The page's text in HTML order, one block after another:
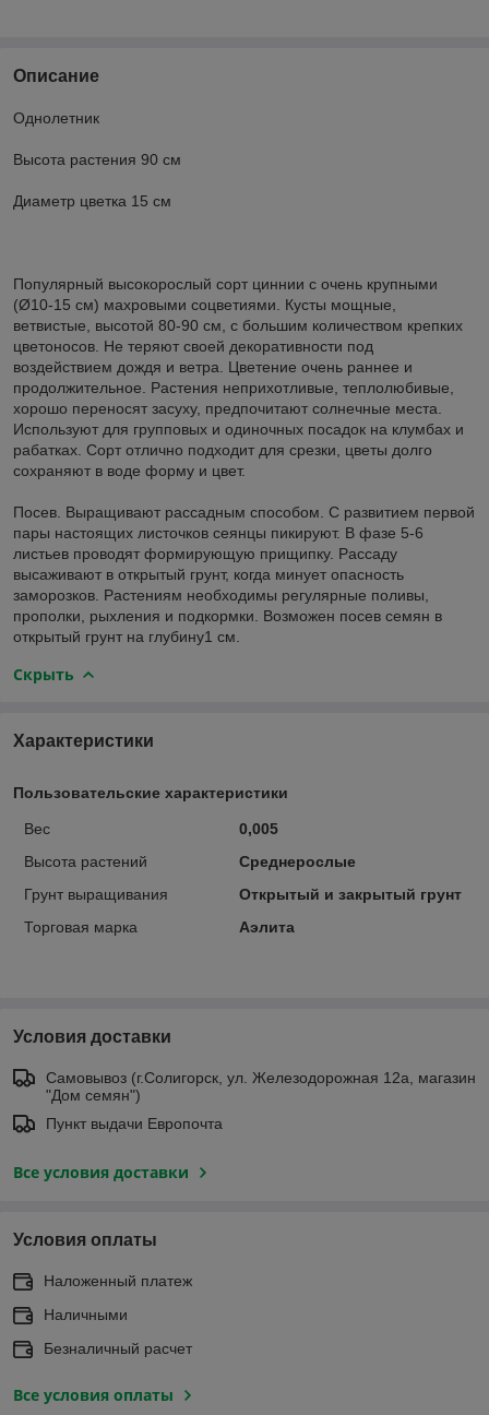
Описание
Однолетник
Высота растения 90 см
Диаметр цветка 15 см
Популярный высокорослый сорт циннии с очень крупными
(Ø10-15 см) махровыми соцветиями. Кусты мощные,
ветвистые, высотой 80-90 см, с большим количеством крепких
цветоносов. Не теряют своей декоративности под
воздействием дождя и ветра. Цветение очень раннее и
продолжительное. Растения неприхотливые, теплолюбивые,
хорошо переносят засуху, предпочитают солнечные места.
Используют для групповых и одиночных посадок на клумбах и
рабатках. Сорт отлично подходит для срезки, цветы долго
сохраняют в воде форму и цвет.
Посев. Выращивают рассадным способом. С развитием первой
пары настоящих листочков сеянцы пикируют. В фазе 5-6
листьев проводят формирующую прищипку. Рассаду
высаживают в открытый грунт, когда минует опасность
заморозков. Растениям необходимы регулярные поливы,
прополки, рыхления и подкормки. Возможен посев семян в
открытый грунт на глубину1 см.
Скрыть
Характеристики
Пользовательские характеристики
Вес
0,005
Высота растений
Среднерослые
Грунт выращивания
Открытый и закрытый грунт
Торговая марка
Аэлита
Условия доставки
Самовывоз (г.Солигорск, ул. Железодорожная 12а, магазин
"Дом семян")
Пункт выдачи Европочта
Все условия доставки
Условия оплаты
Наложенный платеж
Наличными
Безналичный расчет
Все условия оплаты